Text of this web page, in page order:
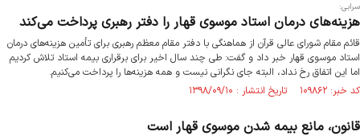
سرابی:
هزینه‌های درمان استاد موسوی قهار را دفتر رهبری پرداخت می‌کند
قائم مقام شورای عالی قرآن از هماهنگی با دفتر مقام معظم رهبری برای تأمین هزینه‌های درمان
استاد موسوی قهار خبر داد و گفت: طی چند سال اخیر برای برقراری بیمه استاد تلاش کردیم
اما این اتفاق رخ نداد، البته جای نگرانی نیست و همه هزینه‌ها را پرداخت می‌کنیم.
کد خبر: ۱۰۹۸۶۲ تاریخ انتشار : ۱۳۹۸/۰۹/۱۰
قانون، مانع بیمه شدن موسوی قهار است